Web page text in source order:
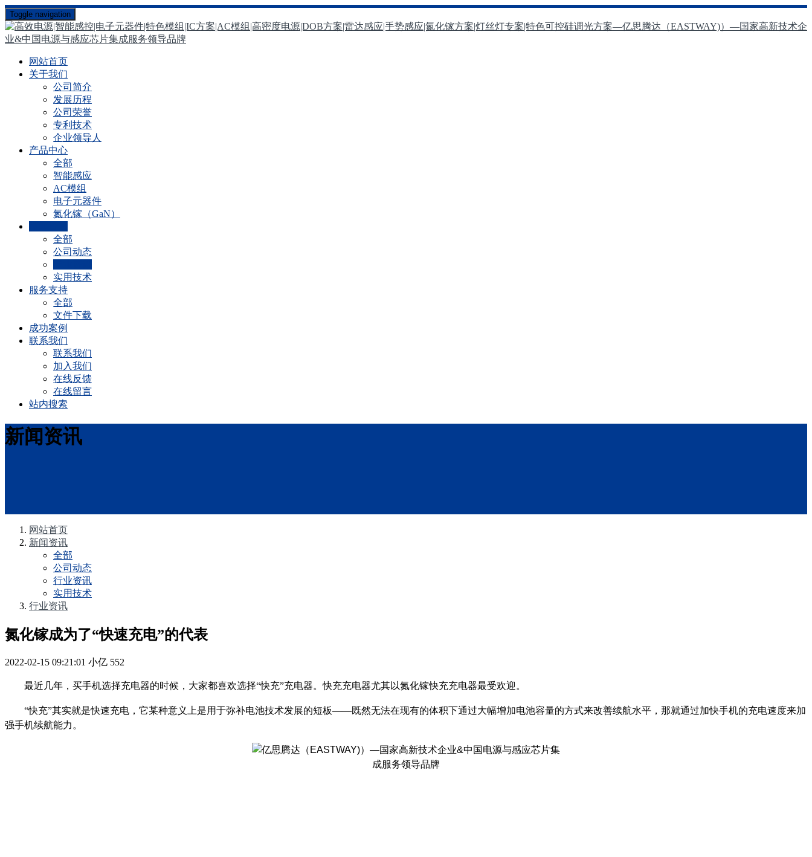
Toggle navigation
网站首页
关于我们
公司简介
发展历程
公司荣誉
专利技术
企业领导人
产品中心
全部
智能感应
AC模组
电子元器件
氮化镓（GaN）
全部
公司动态
实用技术
服务支持
全部
文件下载
成功案例
联系我们
联系我们
加入我们
在线反馈
在线留言
站内搜索
新闻资讯
网站首页
新闻资讯
全部
公司动态
行业资讯
实用技术
行业资讯
氮化镓成为了“快速充电”的代表
2022-02-15 09:21:01 小亿 552
最近几年，买手机选择充电器的时候，大家都喜欢选择“快充”充电器。快充充电器尤其以氮化镓快充充电器最受欢迎。
“快充”其实就是快速充电，它某种意义上是用于弥补电池技术发展的短板——既然无法在现有的体积下通过大幅增加电池容量的方式来改善续航水平，那就通过加快手机的充电速度来加
强手机续航能力。